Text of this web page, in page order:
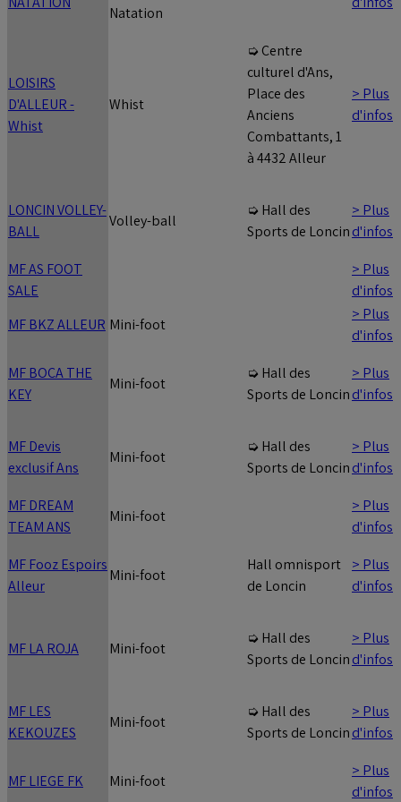
Natation
LOISIRS
D'ALLEUR -
Whist
Whist
➭ Centre
culturel d'Ans,
Place des
Anciens
Combattants, 1
à 4432 Alleur
> Plus
d'infos
LONCIN VOLLEY-
BALL
Volley-ball
➭ Hall des
Sports de Loncin
> Plus
d'infos
MF AS FOOT
SALE
> Plus
d'infos
MF BKZ ALLEUR Mini-foot
> Plus
d'infos
MF BOCA THE
KEY
Mini-foot
➭ Hall des
Sports de Loncin
> Plus
d'infos
MF Devis
exclusif Ans
Mini-foot
➭ Hall des
Sports de Loncin
> Plus
d'infos
MF DREAM
TEAM ANS
Mini-foot
> Plus
d'infos
MF Fooz Espoirs
Alleur
Mini-foot
Hall omnisport
de Loncin
> Plus
d'infos
MF LA ROJA Mini-foot
➭ Hall des
Sports de Loncin
> Plus
d'infos
MF LES
KEKOUZES
Mini-foot
➭ Hall des
Sports de Loncin
> Plus
d'infos
MF LIEGE FK Mini-foot
> Plus
d'infos